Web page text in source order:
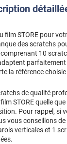
film STORE pour
des scratchs
10
parfaitement
la référence choisie
de qualité
STORE quelle
Pour rappel, si
vous conseillons
verticales et 1